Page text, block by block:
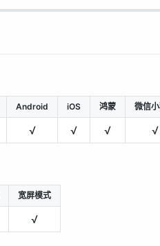
Android iOS 鸿蒙 微信
√ √ √ √
宽屏模式
√